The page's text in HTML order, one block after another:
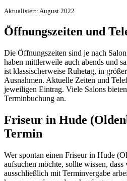
Aktualisiert: August 2022
Öffnungszeiten und
Die Öffnungszeiten sind je nach
haben mittlerweile auch abends und
ist klassischerweise Ruhetag, in
Ausnahmen. Aktuelle Zeiten und
jeweiligen Eintrag. Viele Salons
Terminbuchung an.
Friseur in Hude
Termin
Wer spontan einen Friseur in Hude
aufsuchen möchte, sollte wissen, dass
ausschließlich mit Terminvergabe